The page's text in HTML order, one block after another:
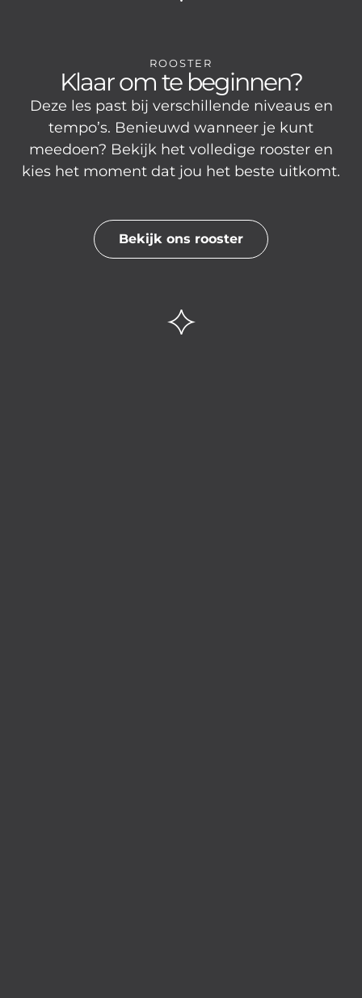
ROOSTER
Klaar om te beginnen?
Deze les past bij verschillende niveaus en
tempo’s. Benieuwd wanneer je kunt
meedoen? Bekijk het volledige rooster en
kies het moment dat jou het beste uitkomt.
Bekijk ons rooster